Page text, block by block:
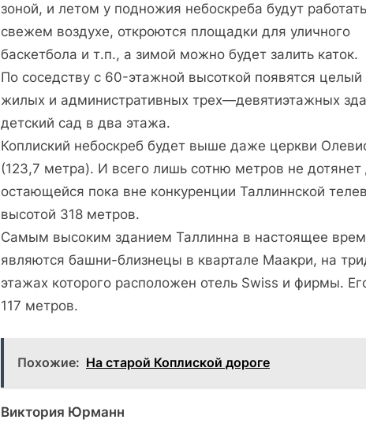
зоной, и летом у подножия небоскреба будут
свежем воздухе, откроются площадки для уличного
баскетбола и т.п., а зимой можно будет залить каток.
По соседству с 60-этажной высот­кой появятся целый
жилых и административных трех—девяти­этажных
детский сад в два этажа.
Коплиский небоскреб будет выше даже церкви
(123,7 метра). И всего лишь сотню метров не дотянет
остающейся пока вне конкуренции Таллиннской
высотой 318 метров.
Самым высоким зданием Таллинна в настоящее
являются башни-близнецы в квартале Маакри, на
этажах которого расположен отель Swiss и фирмы.
117 метров.
Похожие: На старой Коплиской дороге
Виктория Юрманн